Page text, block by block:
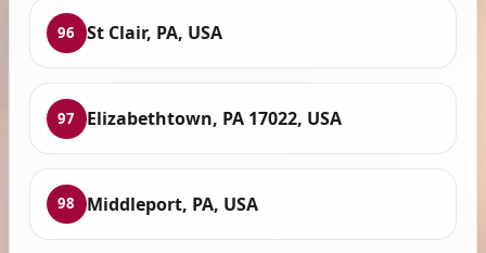
96 St Clair, PA, USA
97 Elizabethtown, PA 17022, USA
98 Middleport, PA, USA